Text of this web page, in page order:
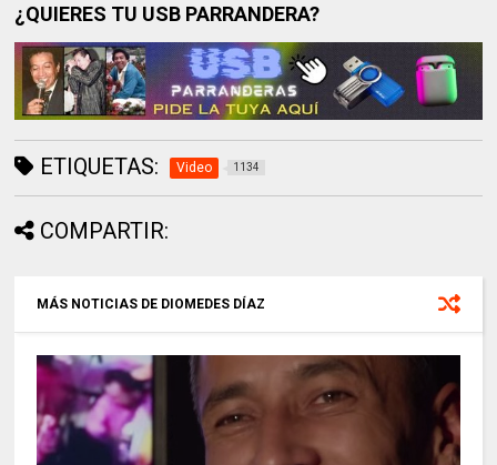
¿QUIERES TU USB PARRANDERA?
ETIQUETAS: Video 1134
COMPARTIR:
MÁS NOTICIAS DE DIOMEDES DÍAZ